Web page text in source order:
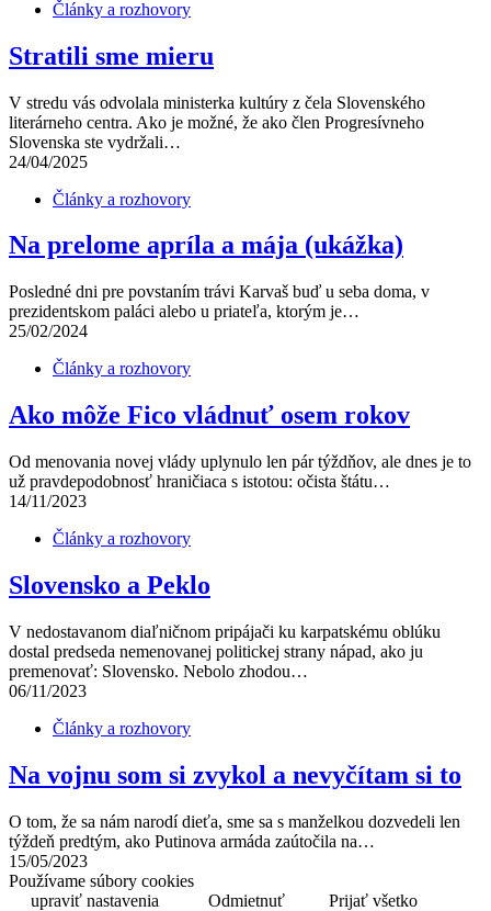
Články a rozhovory
Stratili sme mieru
V stredu vás odvolala ministerka kultúry z čela Slovenského
literárneho centra. Ako je možné, že ako člen Progresívneho
Slovenska ste vydržali…
24/04/2025
Články a rozhovory
Na prelome apríla a mája (ukážka)
Posledné dni pre povstaním trávi Karvaš buď u seba doma, v
prezidentskom paláci alebo u priateľa, ktorým je…
25/02/2024
Články a rozhovory
Ako môže Fico vládnuť osem rokov
Od menovania novej vlády uplynulo len pár týždňov, ale dnes je to
už pravdepodobnosť hraničiaca s istotou: očista štátu…
14/11/2023
Články a rozhovory
Slovensko a Peklo
V nedostavanom diaľničnom pripájači ku karpatskému oblúku
dostal predseda nemenovanej politickej strany nápad, ako ju
premenovať: Slovensko. Nebolo zhodou…
06/11/2023
Články a rozhovory
Na vojnu som si zvykol a nevyčítam si to
O tom, že sa nám narodí dieťa, sme sa s manželkou dozvedeli len
týždeň predtým, ako Putinova armáda zaútočila na…
15/05/2023
Používame súbory cookies
upraviť nastavenia
Odmietnuť
Prijať všetko